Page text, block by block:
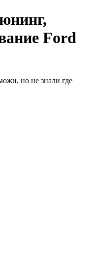
Ford
но не знали где